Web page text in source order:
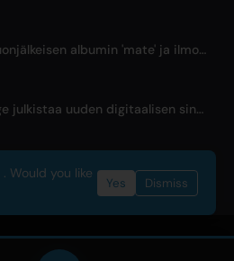
AliA julkaisee tauonjälkeisen albumin 'mate' ja ilmoittaa Tokion live-esityksestä
ShowMinorSavage julkistaa uuden digitaalisen singlen 'Gradation'
- Metadata provided byACRCloud
Would you like
Yes Dismiss